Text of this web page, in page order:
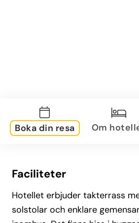
Boka din resa Om
Faciliteter
Hotellet erbjuder takterrass
solstolar och enklare